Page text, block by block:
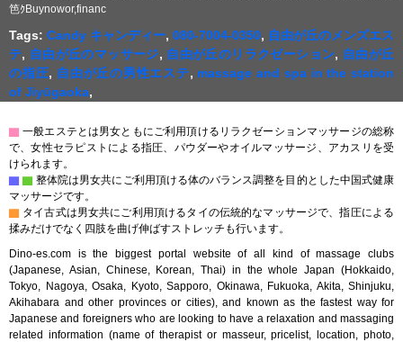
笆ｸBuynowor,financ
Tags: Candy キャンディー, 080-7004-0350, 自由が丘のメンズエス
テ, 自由が丘のマッサージ, 自由が丘のリラクゼーション, 自由が丘
の指圧, 自由が丘の男性エステ, massage and spa in the station
of Jiyūgaoka,
▇ 一般エステとは男女ともにご利用頂けるリラクゼーションマッサージの総称
で、女性セラピストによる指圧、パウダーやオイルマッサージ、アカスリを受
けられます。
▇ ▇ 整体院は男女共にご利用頂ける体のバランス調整を目的とした中国式健康
マッサージです。
▇ タイ古式は男女共にご利用頂けるタイの伝統的なマッサージで、指圧による
揉みだけでなく四肢を曲げ伸ばすストレッチも行います。
Dino-es.com is the biggest portal website of all kind of massage clubs
(Japanese, Asian, Chinese, Korean, Thai) in the whole Japan (Hokkaido,
Tokyo, Nagoya, Osaka, Kyoto, Sapporo, Okinawa, Fukuoka, Akita, Shinjuku,
Akihabara and other provinces or cities), and known as the fastest way for
Japanese and foreigners who are looking to have a relaxation and massaging
related information (name of therapist or masseur, pricelist, location, photo,